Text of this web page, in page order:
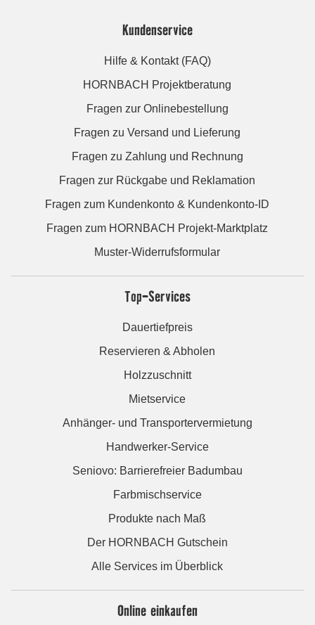
Kundenservice
Hilfe & Kontakt (FAQ)
HORNBACH Projektberatung
Fragen zur Onlinebestellung
Fragen zu Versand und Lieferung
Fragen zu Zahlung und Rechnung
Fragen zur Rückgabe und Reklamation
Fragen zum Kundenkonto & Kundenkonto-ID
Fragen zum HORNBACH Projekt-Marktplatz
Muster-Widerrufsformular
Top-Services
Dauertiefpreis
Reservieren & Abholen
Holzzuschnitt
Mietservice
Anhänger- und Transportervermietung
Handwerker-Service
Seniovo: Barrierefreier Badumbau
Farbmischservice
Produkte nach Maß
Der HORNBACH Gutschein
Alle Services im Überblick
Online einkaufen